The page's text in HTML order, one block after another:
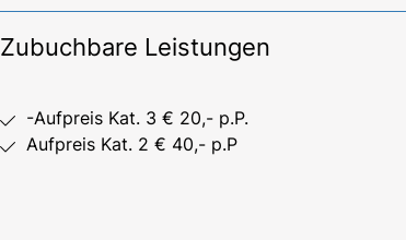
Zubuchbare Leistungen
-Aufpreis Kat. 3 € 20,- p.P.
Aufpreis Kat. 2 € 40,- p.P